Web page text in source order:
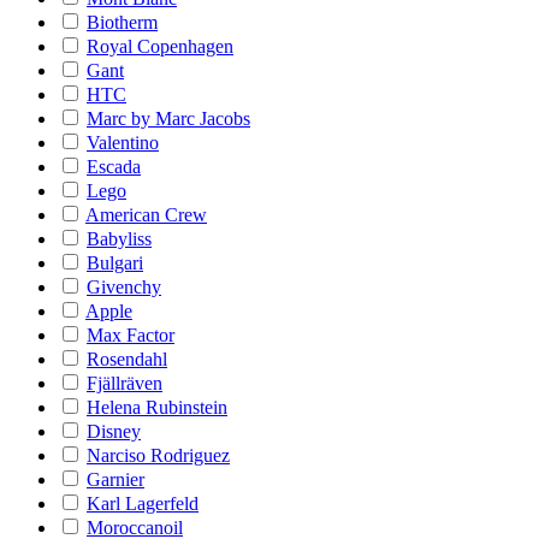
Biotherm
Royal Copenhagen
Gant
HTC
Marc by Marc Jacobs
Valentino
Escada
Lego
American Crew
Babyliss
Bulgari
Givenchy
Apple
Max Factor
Rosendahl
Fjällräven
Helena Rubinstein
Disney
Narciso Rodriguez
Garnier
Karl Lagerfeld
Moroccanoil